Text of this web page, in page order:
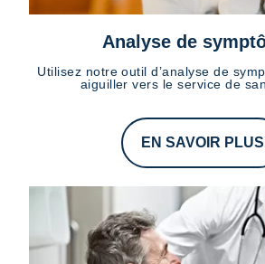
Analyse de
Utilisez notre outil d’analyse de
aiguiller vers le service de
EN SAVOIR PLUS